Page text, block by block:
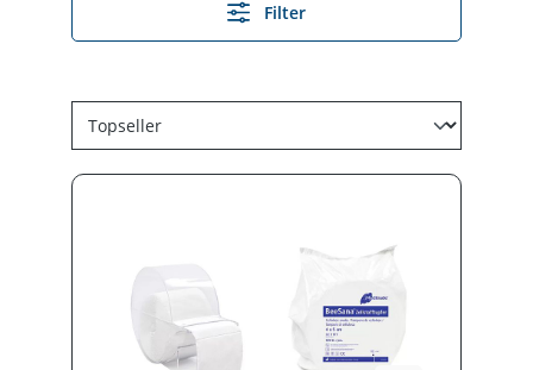
Filter